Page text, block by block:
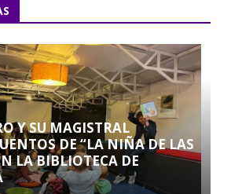
Y SU MAGISTRAL
DE “LA NIÑA DE LAS
LA BIBLIOTECA DE